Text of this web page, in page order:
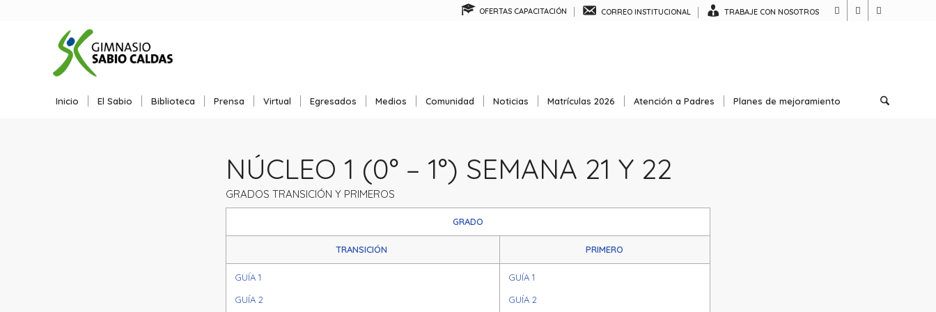
OFERTAS CAPACITACIÓN CORREO INSTITUCIONAL TRABAJE CON NOSOTROS
Inicio El Sabio Biblioteca Prensa Virtual Egresados Medios Comunidad Noticias Matrículas 2026 Atención a Padres Planes de mejoramiento
NÚCLEO 1 (0° – 1°) SEMANA 21 Y 22
GRADOS TRANSICIÓN Y PRIMEROS
GRADO
TRANSICIÓN PRIMERO
GUÍA 1
GUÍA 2
GUÍA 1
GUÍA 2